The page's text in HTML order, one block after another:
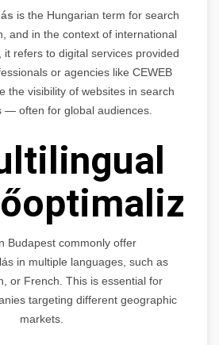
is the Hungarian term for search
and in the context of international
it refers to digital services provided
or agencies like CEWEB
the visibility of websites in search
— often for global audiences.
Budapest commonly offer
in multiple languages, such as
or French. This is essential for
targeting different geographic
markets.